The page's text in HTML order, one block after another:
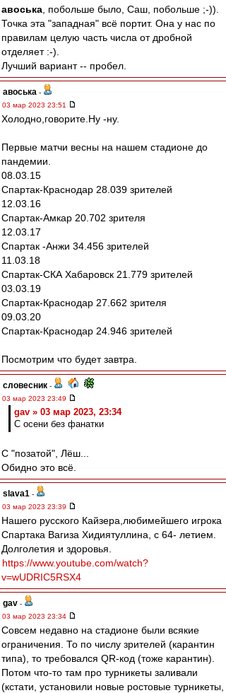
авоська , побольше было, Саш, побольше ;-)).
Точка эта "западная" всё портит. Она у нас по
правилам целую часть числа от дробной
отделяет :-).
Лучший вариант -- пробел.
авоська -
03 мар 2023 23:51
Холодно,говорите.Ну -ну.
Первые матчи весны на нашем стадионе до
пандемии.
08.03.15
Спартак-Краснодар 28.039 зрителей
12.03.16
Спартак-Амкар 20.702 зрителя
12.03.17
Спартак -Анжи 34.456 зрителей
11.03.18
Спартак-СКА Хабаровск 21.779 зрителей
03.03.19
Спартак-Краснодар 27.662 зрителя
09.03.20
Спартак-Краснодар 24.946 зрителей
Посмотрим что будет завтра.
словесник -
03 мар 2023 23:49
gav » 03 мар 2023, 23:34
С осени без фанатки
С "позатой", Лёш...
Обидно это всё.
slava1 -
03 мар 2023 23:39
Нашего русского Кайзера,любимейшего игрока
Спартака Вагиза Хидиятуллина, с 64- летием.
Долголетия и здоровья.
https://www.youtube.com/watch?
v=wUDRIC5RSX4
gav -
03 мар 2023 23:34
Совсем недавно на стадионе были всякие
ограничения. То по числу зрителей (карантин
типа), то требовался QR-код (тоже карантин).
Потом что-то там про турникеты заливали
(кстати, установили новые ростовые турникеты,